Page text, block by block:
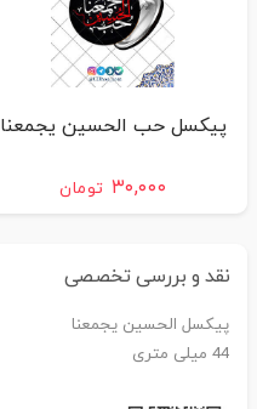
پیکسل حب الحسین یجمعنا
۳۰,۰۰۰ تومان
نقد و بررسی تخصصی
پیکسل الحسین یجمعنا
44 میلی متری